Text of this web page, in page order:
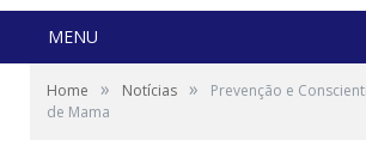
MENU
Home » Notícias »
Prevenção e
de Mama